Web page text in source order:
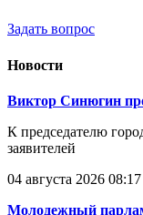
Задать вопрос
Новости
Виктор Синюгин
К председателю
заявителей
04 августа 2026 08:17
Молодежный